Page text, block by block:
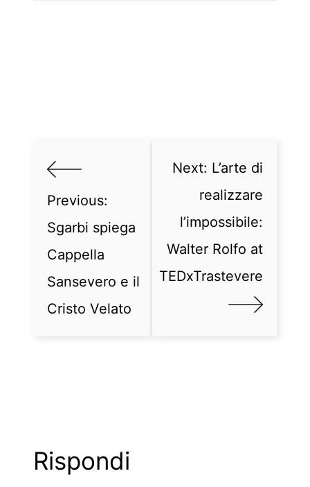
Previous:
Sgarbi spiega
Cappella
Sansevero e il
Cristo Velato
Next: L’arte di
realizzare
l’impossibile:
Walter Rolfo at
TEDxTrastevere
Rispondi